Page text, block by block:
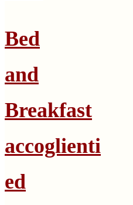
Bed
and
Breakfast
accoglienti
ed